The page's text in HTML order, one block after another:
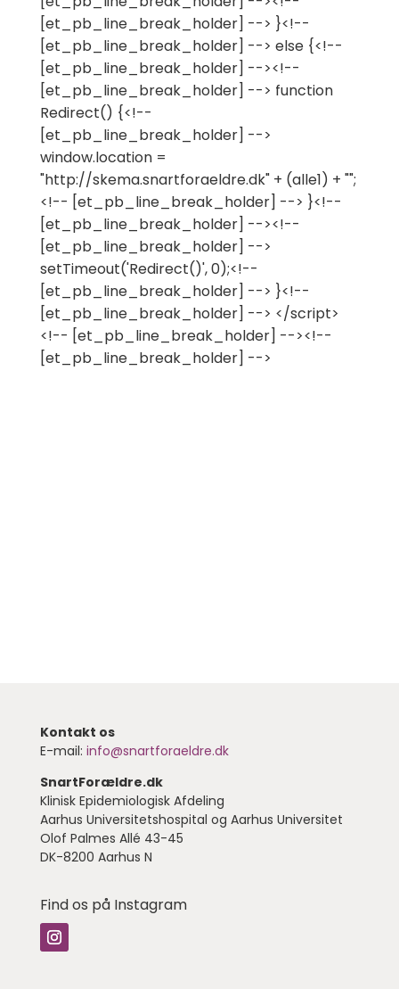
[et_pb_line_break_holder] --> }<!--
[et_pb_line_break_holder] --> else {<!--
[et_pb_line_break_holder] --><!--
[et_pb_line_break_holder] --> function
Redirect() {<!--
[et_pb_line_break_holder] -->
window.location =
"http://skema.snartforaeldre.dk" + (alle1) + "";
<!-- [et_pb_line_break_holder] --> }<!--
[et_pb_line_break_holder] --><!--
[et_pb_line_break_holder] -->
setTimeout('Redirect()', 0);<!--
[et_pb_line_break_holder] --> }<!--
[et_pb_line_break_holder] --> </script>
<!-- [et_pb_line_break_holder] --><!--
[et_pb_line_break_holder] -->
Kontakt os
E-mail: info@snartforaeldre.dk
SnartForældre.dk
Klinisk Epidemiologisk Afdeling
Aarhus Universitetshospital og Aarhus Universitet
Olof Palmes Allé 43-45
DK-8200 Aarhus N
Find os på Instagram